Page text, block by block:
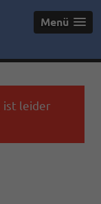
Menü
ist leider